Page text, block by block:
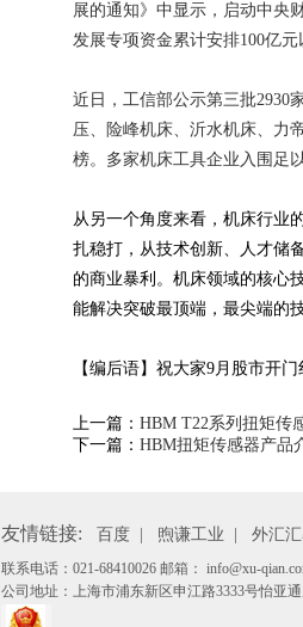
展的通知》中显示，启动中央
发展专项资金累计安排100亿
近日，工信部公示第三批2930
压、险峰机床、沂水机床、力
榜。多家机床工具企业入围足
从另一个角度来看，机床行业
扎稳打，从技术创新、人才储
的商业暴利。机床领域的核心
能解决突破最顶端，最尖端的
【编后语】祝大家9月股市开
上一篇： HBM T22系列扭矩传
下一篇： HBM扭矩传感器产品
友情链接: 百度 煦谦工业 外汇
联系电话：021-68410026 邮箱： info@xu-
公司地址：上海市浦东新区申江路3333号怡亚